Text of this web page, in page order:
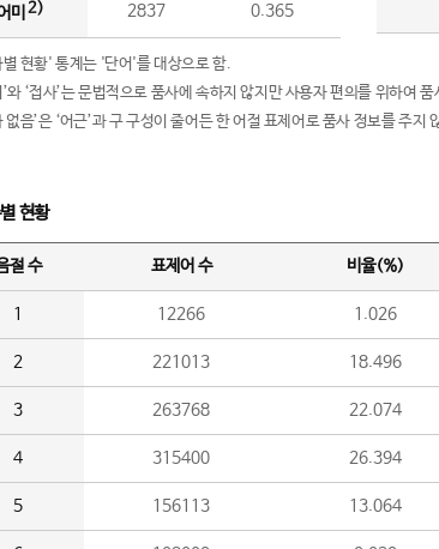
미 2) 2837 0.365
현황' 통계는 '단어'를 대상으로 함.
와 ‘접사’는 문법적으로 품사에 속하지 않지만 사용자 편의를 위하여
없음’은 ‘어근’과 구 구성이 줄어든 한 어절 표제어로 품사 정보를 주지
현황
절 수 표제어 수 비율(%)
1 12266 1.026
2 221013 18.496
3 263768 22.074
4 315400 26.394
5 156113 13.064